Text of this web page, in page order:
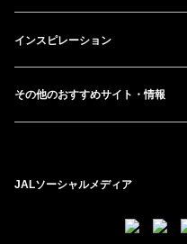
インスピレーション
その他のおすすめサイト・情報
JALソーシャルメディア